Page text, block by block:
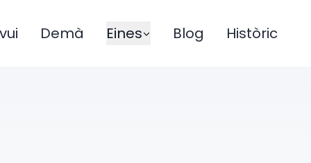
Demà Eines Blog Històric